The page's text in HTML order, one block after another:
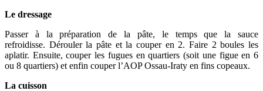
Le dressage
Passer à la préparation de la pâte, le temps que la sauce
refroidisse. Dérouler la pâte et la couper en 2. Faire 2 boules les
aplatir. Ensuite, couper les fugues en quartiers (soit une figue en 6
ou 8 quartiers) et enfin couper l’AOP Ossau-Iraty en fins copeaux.
La cuisson